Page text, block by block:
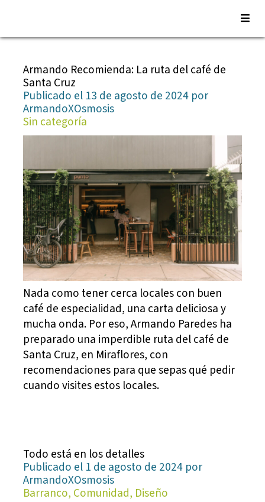
Saltar
contenidoArmando Recomienda: La ruta del café de
Santa Cruz
Publicado el 13 de agosto de 2024 por
ArmandoXOsmosis
Sin categoría
Nada como tener cerca locales con buen
café de especialidad, una carta deliciosa y
mucha onda. Por eso, Armando Paredes ha
preparado una imperdible ruta del café de
Santa Cruz, en Miraflores, con
recomendaciones para que sepas qué pedir
cuando visites estos locales.
Todo está en los detalles
Publicado el 1 de agosto de 2024 por
ArmandoXOsmosis
Barranco, Comunidad, Diseño